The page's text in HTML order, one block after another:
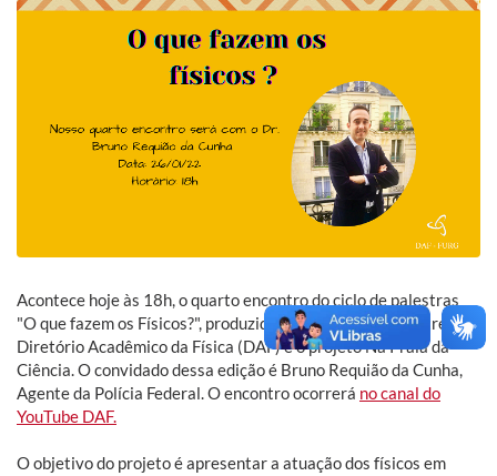
Acontece hoje às 18h, o quarto encontro do ciclo de palestras
"O que fazem os Físicos?", produzido por uma parceria entre o
Diretório Acadêmico da Física (DAF) e o projeto Na Praia da
Ciência. O convidado dessa edição é Bruno Requião da Cunha,
Agente da Polícia Federal. O encontro ocorrerá no canal do
YouTube DAF.
O objetivo do projeto é apresentar a atuação dos físicos em